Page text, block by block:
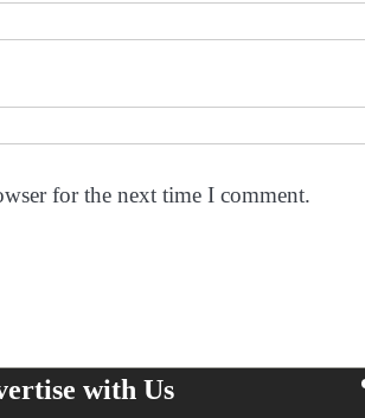
for the next time I comment.
with Us